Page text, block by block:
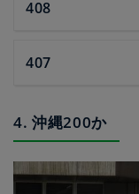
408
407
4. 沖縄200か